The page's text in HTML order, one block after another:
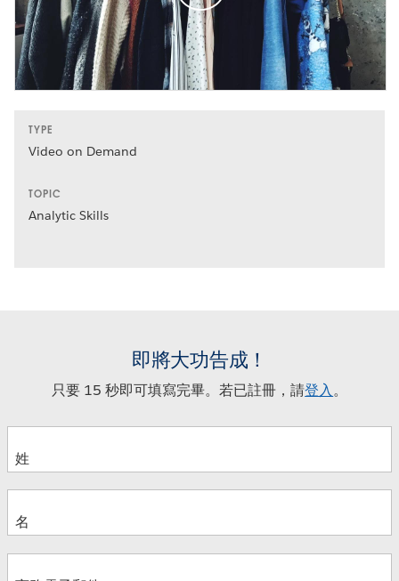
TYPE
Video on Demand
TOPIC
Analytic Skills
即將大功告成！
只要 15 秒即可填寫完畢。若已註冊，請登入。